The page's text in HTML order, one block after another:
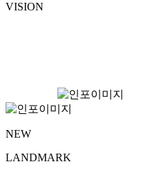
VISION
NEW
LANDMARK